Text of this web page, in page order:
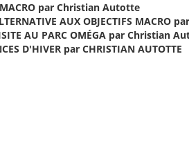
par Christian Autotte
AUX OBJECTIFS MACRO
AU PARC OMÉGA par Christian
D'HIVER par CHRISTIAN AUTOTTE